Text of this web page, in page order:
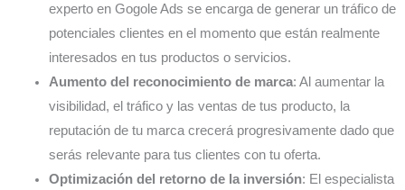
experto en Gogole Ads se encarga de generar un tráfico de
potenciales clientes en el momento que están realmente
interesados en tus productos o servicios.
Aumento del reconocimiento de marca: Al aumentar la
visibilidad, el tráfico y las ventas de tus producto, la
reputación de tu marca crecerá progresivamente dado que
serás relevante para tus clientes con tu oferta.
Optimización del retorno de la inversión: El especialista